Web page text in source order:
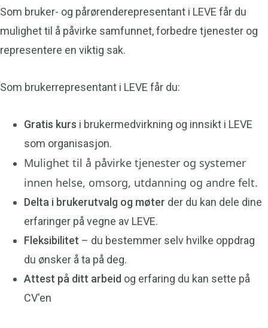
Som bruker- og pårørenderepresentant i LEVE får du
mulighet til å påvirke samfunnet, forbedre tjenester og
representere en viktig sak.
Som brukerrepresentant i LEVE får du:
Gratis kurs i brukermedvirkning og innsikt i LEVE
som organisasjon.
Mulighet til å påvirke tjenester og systemer
innen helse, omsorg, utdanning og andre felt.
Delta i brukerutvalg og møter der du kan dele dine
erfaringer på vegne av LEVE.
Fleksibilitet – du bestemmer selv hvilke oppdrag
du ønsker å ta på deg.
Attest på ditt arbeid og erfaring du kan sette på
CV'en